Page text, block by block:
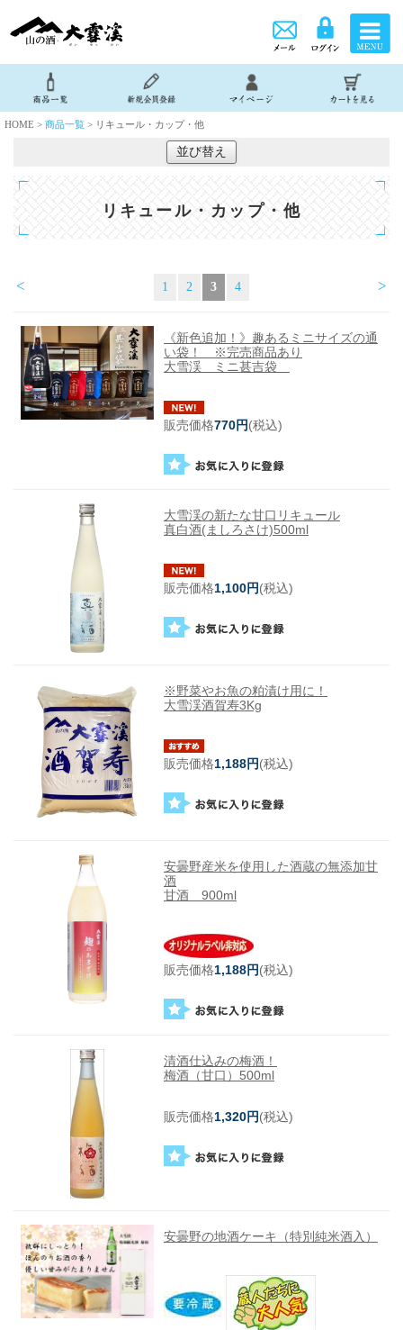
HOME > 商品一覧 > リキュール・カップ・他
並び替え
リキュール・カップ・他
< >
1 2 3 4
《新色追加！》趣あるミニサイズの通
い袋！ ※完売商品あり
大雪渓 ミニ甚吉袋
販売価格770円(税込)
大雪渓の新たな甘口リキュール
真白酒(ましろさけ)500ml
販売価格1,100円(税込)
※野菜やお魚の粕漬け用に！
大雪渓酒賀寿3Kg
販売価格1,188円(税込)
安曇野産米を使用した酒蔵の無添加甘
酒
甘酒 900ml
販売価格1,188円(税込)
清酒仕込みの梅酒！
梅酒（甘口）500ml
販売価格1,320円(税込)
安曇野の地酒ケーキ（特別純米酒入）